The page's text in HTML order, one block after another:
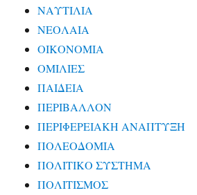
ΝΑΥΤΙΛΙΑ
ΝΕΟΛΑΙΑ
ΟΙΚΟΝΟΜΙΑ
ΟΜΙΛΙΕΣ
ΠΑΙΔΕΙΑ
ΠΕΡΙΒΑΛΛΟΝ
ΠΕΡΙΦΕΡΕΙΑΚΗ ΑΝΑΠΤΥΞΗ
ΠΟΛΕΟΔΟΜΙΑ
ΠΟΛΙΤΙΚΟ ΣΥΣΤΗΜΑ
ΠΟΛΙΤΙΣΜΟΣ